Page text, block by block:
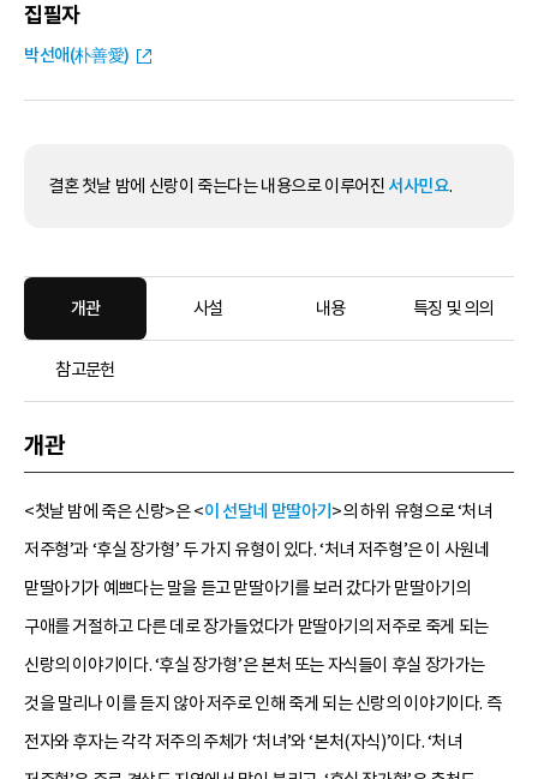
집필자
박선애(朴善愛)
결혼 첫날 밤에 신랑이 죽는다는 내용으로 이루어진 서사민요.
개관 사설 내용 특징 및 의의
참고문헌
개관
<첫날 밤에 죽은 신랑>은 <이 선달네 맏딸아기 >의 하위 유형으로 ‘처녀
저주형’과 ‘후실 장가형’ 두 가지 유형이 있다. ‘처녀 저주형’은 이 사원네
맏딸아기가 예쁘다는 말을 듣고 맏딸아기를 보러 갔다가 맏딸아기의
구애를 거절하고 다른 데로 장가들었다가 맏딸아기의 저주로 죽게 되는
신랑의 이야기이다. ‘후실 장가형’은 본처 또는 자식들이 후실 장가가는
것을 말리나 이를 듣지 않아 저주로 인해 죽게 되는 신랑의 이야기이다. 즉
전자와 후자는 각각 저주의 주체가 ‘처녀’와 ‘본처(자식)’이다. ‘처녀